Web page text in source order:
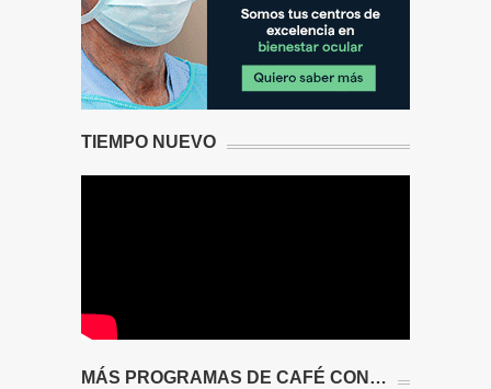
TIEMPO NUEVO
MÁS PROGRAMAS DE CAFÉ CON…